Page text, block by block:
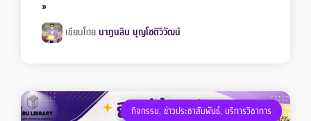
»
เขียนโดย นาฏนลิน บุญโชติวิวัฒน์
กิจกรรม, ข่าวประชาสัมพันธ์, บริการวิชาการ